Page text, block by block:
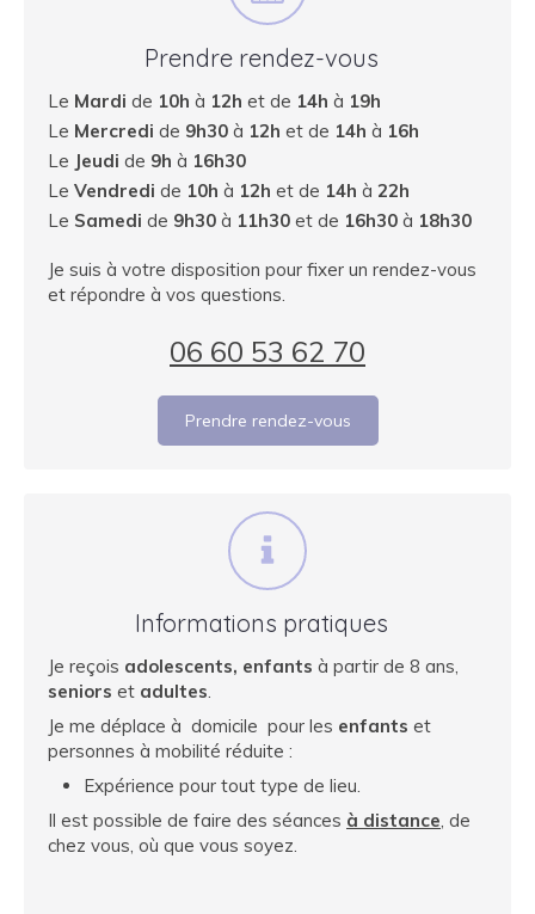
Prendre rendez-vous
Le Mardi de 10h à 12h et de 14h à 19h
Le Mercredi de 9h30 à 12h et de 14h à 16h
Le Jeudi de 9h à 16h30
Le Vendredi de 10h à 12h et de 14h à 22h
Le Samedi de 9h30 à 11h30 et de 16h30 à 18h30
Je suis à votre disposition pour fixer un rendez-vous
et répondre à vos questions.
06 60 53 62 70
Prendre rendez-vous
Informations pratiques
Je reçois adolescents, enfants à partir de 8 ans,
seniors et adultes.
Je me déplace à domicile pour les enfants et
personnes à mobilité réduite :
Expérience pour tout type de lieu.
Il est possible de faire des séances à distance, de
chez vous, où que vous soyez.